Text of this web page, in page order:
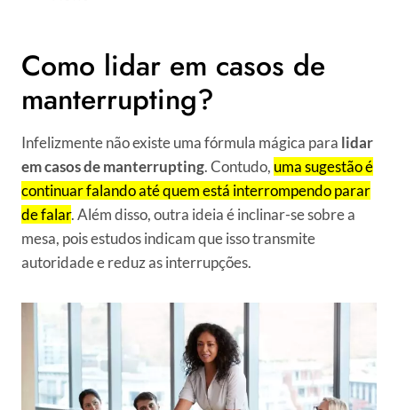
Como lidar em casos de
manterrupting?
Infelizmente não existe uma fórmula mágica para lidar
em casos de manterrupting. Contudo, uma sugestão é
continuar falando até quem está interrompendo parar
de falar. Além disso, outra ideia é inclinar-se sobre a
mesa, pois estudos indicam que isso transmite
autoridade e reduz as interrupções.